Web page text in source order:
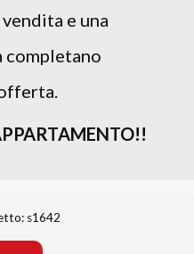
e una
completano
s1642